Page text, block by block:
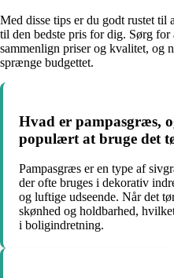
Med disse tips er du godt rustet til
til den bedste pris for dig. Sørg
sammenlign priser og kvalitet, og
sprænge budgettet.
Hvad er pampasgræs,
populært at bruge det
Pampasgræs er en type af
der ofte bruges i dekorativ
og luftige udseende. Når det
skønhed og holdbarhed,
i boligindretning.